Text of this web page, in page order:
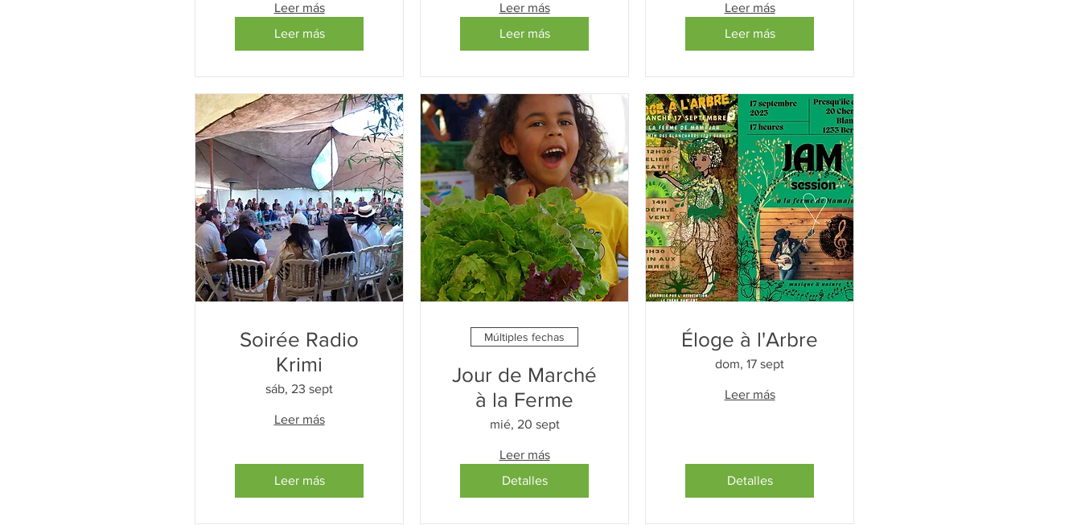
Leer más
Leer más
Leer más
Leer más
Leer más
Leer más
Soirée Radio
Krimi
sáb, 23 sept
Leer más
Leer más
Múltiples fechas
Jour de Marché
à la Ferme
mié, 20 sept
Leer más
Detalles
Éloge à l'Arbre
dom, 17 sept
Leer más
Detalles